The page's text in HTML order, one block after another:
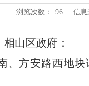
浏览次数： 96 信息
相山区政府 ：
、方安路西地块